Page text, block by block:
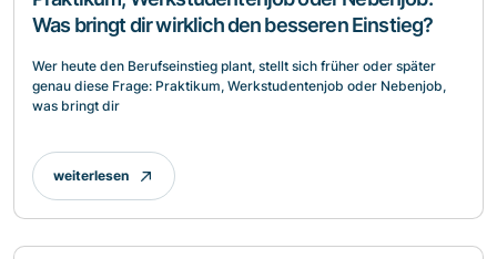
Was bringt dir wirklich den besseren Einstieg?
Wer heute den Berufseinstieg plant, stellt sich früher oder später
genau diese Frage: Praktikum, Werkstudentenjob oder Nebenjob,
was bringt dir
weiterlesen